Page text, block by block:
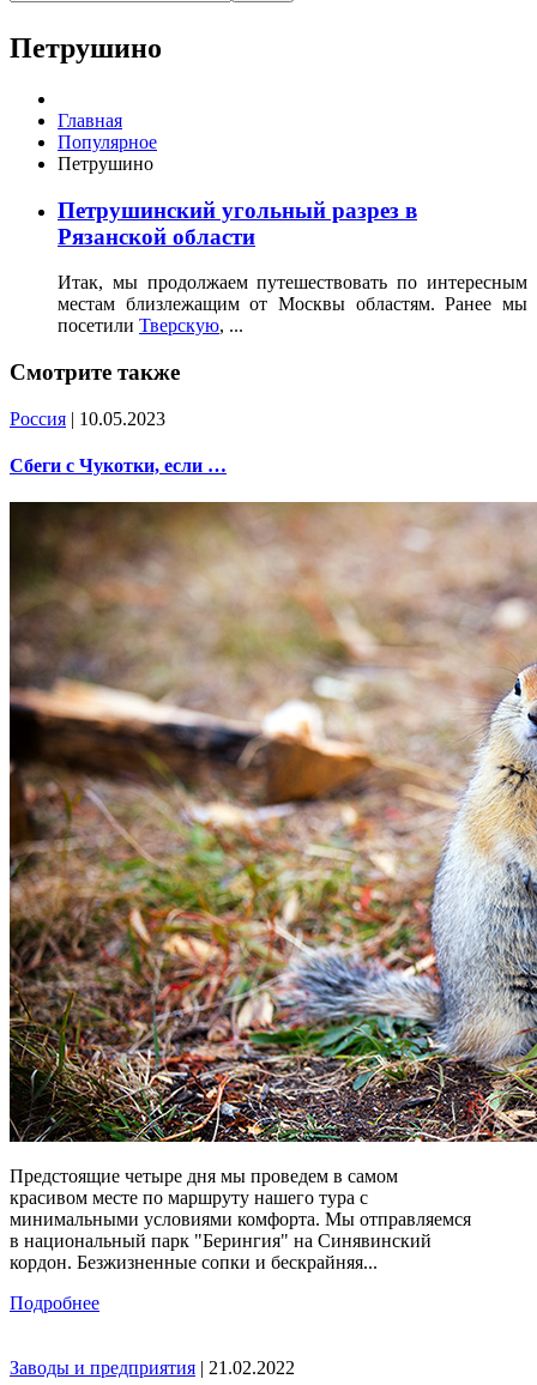
Петрушино
Главная
Популярное
Петрушино
Петрушинский угольный разрез в
Рязанской области
Итак, мы продолжаем путешествовать по интересным
местам близлежащим от Москвы областям. Ранее мы
посетили Тверскую, ...
Смотрите также
Россия | 10.05.2023
Сбеги с Чукотки, если …
Предстоящие четыре дня мы проведем в самом
красивом месте по маршруту нашего тура с
минимальными условиями комфорта. Мы отправляемся
в национальный парк "Берингия" на Синявинский
кордон. Безжизненные сопки и бескрайняя...
Подробнее
Заводы и предприятия | 21.02.2022